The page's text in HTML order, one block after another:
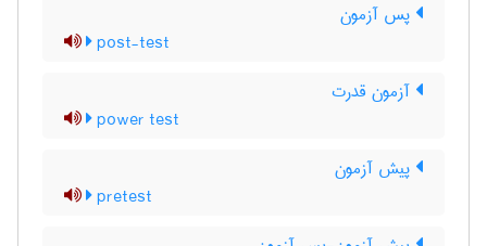
پس آزمون
post-test
آزمون قدرت
power test
پیش آزمون
pretest